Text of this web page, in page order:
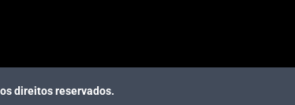
direitos reservados.